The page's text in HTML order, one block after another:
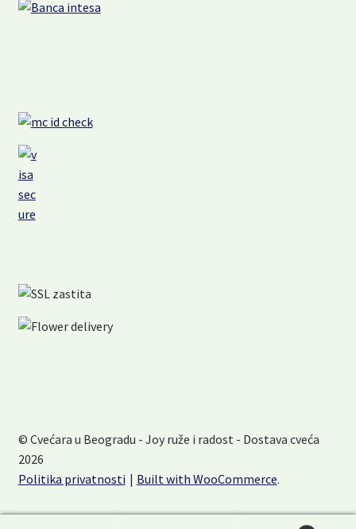
© Cvećara u Beogradu - Joy ruže i radost - Dostava cveća
2026
Politika privatnosti
Built with WooCommerce.